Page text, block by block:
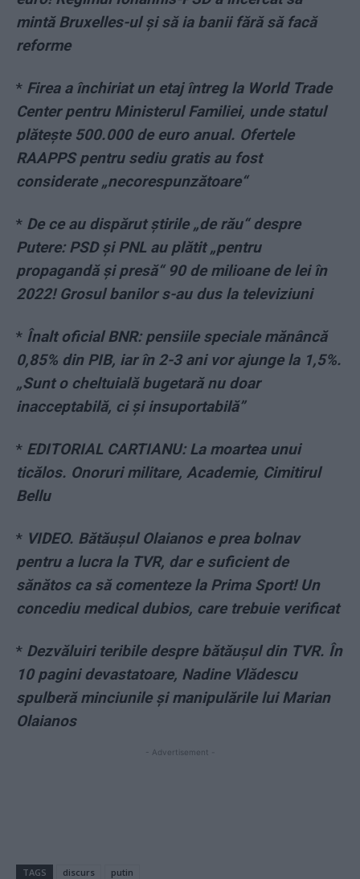
mintă Bruxelles-ul și să ia banii fără să facă
reforme
* Firea a închiriat un etaj întreg la World Trade
Center pentru Ministerul Familiei, unde statul
plătește 500.000 de euro anual. Ofertele
RAAPPS pentru sediu gratis au fost
considerate „necorespunzătoare“
* De ce au dispărut știrile „de rău“ despre
Putere: PSD și PNL au plătit „pentru
propagandă și presă“ 90 de milioane de lei în
2022! Grosul banilor s-au dus la televiziuni
* Înalt oficial BNR: pensiile speciale mănâncă
0,85% din PIB, iar în 2-3 ani vor ajunge la 1,5%.
„Sunt o cheltuială bugetară nu doar
inacceptabilă, ci și insuportabilă”
* EDITORIAL CARTIANU: La moartea unui
ticălos. Onoruri militare, Academie, Cimitirul
Bellu
* VIDEO. Bătăușul Olaianos e prea bolnav
pentru a lucra la TVR, dar e suficient de
sănătos ca să comenteze la Prima Sport! Un
concediu medical dubios, care trebuie verificat
* Dezvăluiri teribile despre bătăușul din TVR. În
10 pagini devastatoare, Nadine Vlădescu
spulberă minciunile și manipulările lui Marian
Olaianos
- Advertisement -
TAGS discurs putin